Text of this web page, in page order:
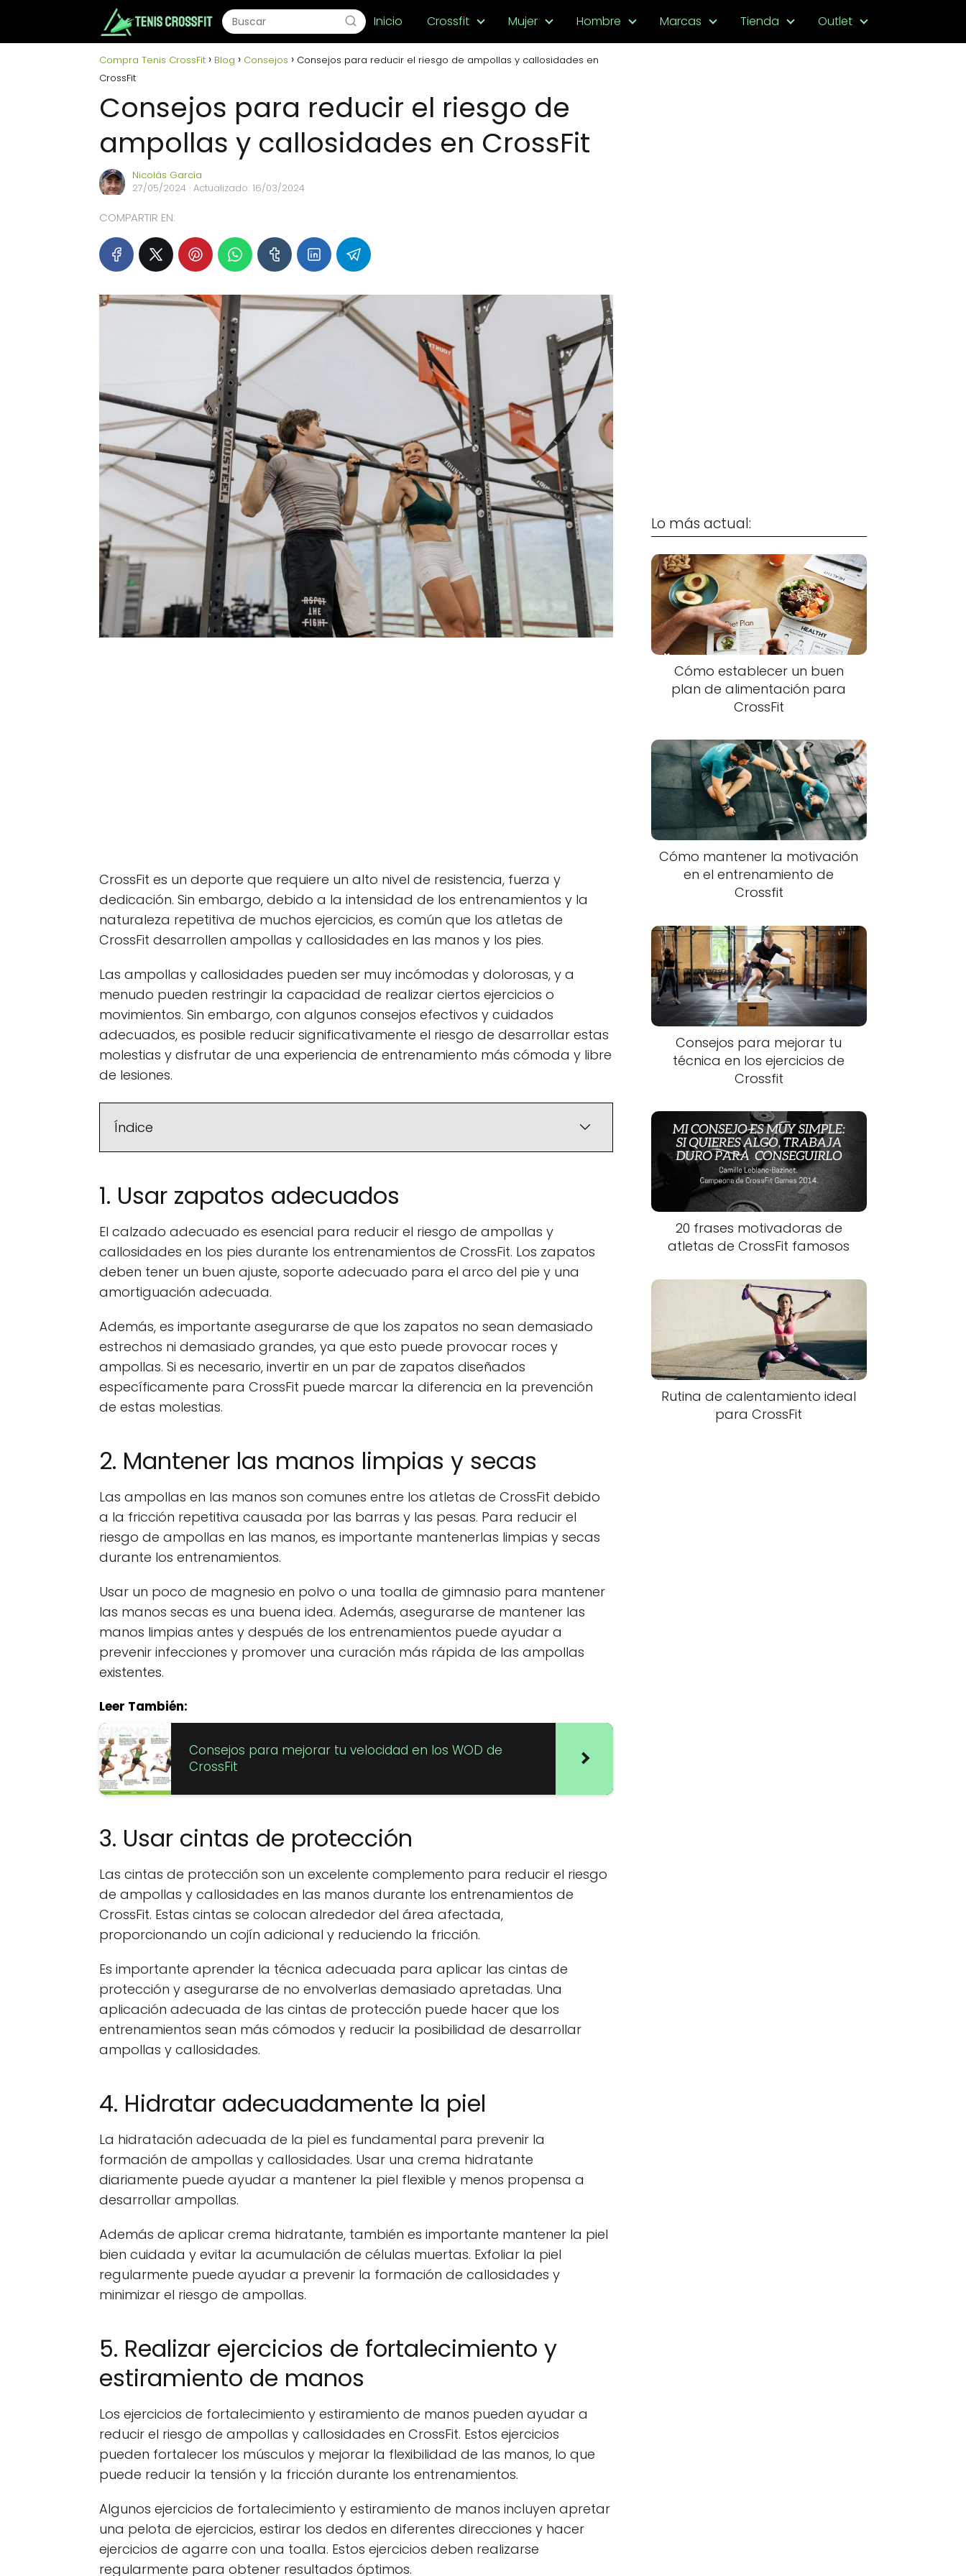
Inicio Crossfit Mujer Hombre Marcas Tienda Outlet
Compra Tenis CrossFit Blog Consejos
Consejos para reducir el riesgo de ampollas y callosidades en
CrossFit
Consejos para reducir el riesgo de
ampollas y callosidades en CrossFit
Nicolás García
27/05/2024 · Actualizado: 16/03/2024
COMPARTIR EN:
CrossFit es un deporte que requiere un alto nivel de resistencia, fuerza y ​​
dedicación. Sin embargo, debido a la intensidad de los entrenamientos y la
naturaleza repetitiva de muchos ejercicios, es común que los atletas de
CrossFit desarrollen ampollas y callosidades en las manos y los pies.
Las ampollas y callosidades pueden ser muy incómodas y dolorosas, y a
menudo pueden restringir la capacidad de realizar ciertos ejercicios o
movimientos. Sin embargo, con algunos consejos efectivos y cuidados
adecuados, es posible reducir significativamente el riesgo de desarrollar estas
molestias y disfrutar de una experiencia de entrenamiento más cómoda y libre
de lesiones.
Índice
1. Usar zapatos adecuados
El calzado adecuado es esencial para reducir el riesgo de ampollas y
callosidades en los pies durante los entrenamientos de CrossFit. Los zapatos
deben tener un buen ajuste, soporte adecuado para el arco del pie y una
amortiguación adecuada.
Además, es importante asegurarse de que los zapatos no sean demasiado
estrechos ni demasiado grandes, ya que esto puede provocar roces y
ampollas. Si es necesario, invertir en un par de zapatos diseñados
específicamente para CrossFit puede marcar la diferencia en la prevención
de estas molestias.
2. Mantener las manos limpias y secas
Las ampollas en las manos son comunes entre los atletas de CrossFit debido
a la fricción repetitiva causada por las barras y las pesas. Para reducir el
riesgo de ampollas en las manos, es importante mantenerlas limpias y secas
durante los entrenamientos.
Usar un poco de magnesio en polvo o una toalla de gimnasio para mantener
las manos secas es una buena idea. Además, asegurarse de mantener las
manos limpias antes y después de los entrenamientos puede ayudar a
prevenir infecciones y promover una curación más rápida de las ampollas
existentes.
Leer También:
Consejos para mejorar tu velocidad en los WOD de
CrossFit
3. Usar cintas de protección
Las cintas de protección son un excelente complemento para reducir el riesgo
de ampollas y callosidades en las manos durante los entrenamientos de
CrossFit. Estas cintas se colocan alrededor del área afectada,
proporcionando un cojín adicional y reduciendo la fricción.
Es importante aprender la técnica adecuada para aplicar las cintas de
protección y asegurarse de no envolverlas demasiado apretadas. Una
aplicación adecuada de las cintas de protección puede hacer que los
entrenamientos sean más cómodos y reducir la posibilidad de desarrollar
ampollas y callosidades.
4. Hidratar adecuadamente la piel
La hidratación adecuada de la piel es fundamental para prevenir la
formación de ampollas y callosidades. Usar una crema hidratante
diariamente puede ayudar a mantener la piel flexible y menos propensa a
desarrollar ampollas.
Además de aplicar crema hidratante, también es importante mantener la piel
bien cuidada y evitar la acumulación de células muertas. Exfoliar la piel
regularmente puede ayudar a prevenir la formación de callosidades y
minimizar el riesgo de ampollas.
5. Realizar ejercicios de fortalecimiento y
estiramiento de manos
Los ejercicios de fortalecimiento y estiramiento de manos pueden ayudar a
reducir el riesgo de ampollas y callosidades en CrossFit. Estos ejercicios
pueden fortalecer los músculos y mejorar la flexibilidad de las manos, lo que
puede reducir la tensión y la fricción durante los entrenamientos.
Algunos ejercicios de fortalecimiento y estiramiento de manos incluyen apretar
una pelota de ejercicios, estirar los dedos en diferentes direcciones y hacer
ejercicios de agarre con una toalla. Estos ejercicios deben realizarse
regularmente para obtener resultados óptimos.
Lo más actual:
Cómo establecer un buen
plan de alimentación para
CrossFit
Cómo mantener la motivación
en el entrenamiento de
Crossfit
Consejos para mejorar tu
técnica en los ejercicios de
Crossfit
20 frases motivadoras de
atletas de CrossFit famosos
Rutina de calentamiento ideal
para CrossFit